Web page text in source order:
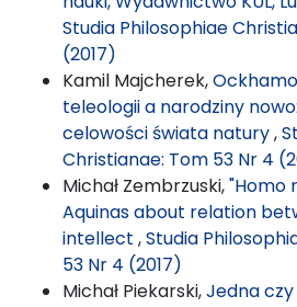
Studia Philosophiae
(2017)
Kamil Majcherek,
teleologii a narodziny
celowości świata natury,
Christianae: Tom 53 Nr 4
Michał Zembrzuski,"Homo
Aquinas about relation
intellect ,Studia
53 Nr 4 (2017)
Michał Piekarski,Jedna